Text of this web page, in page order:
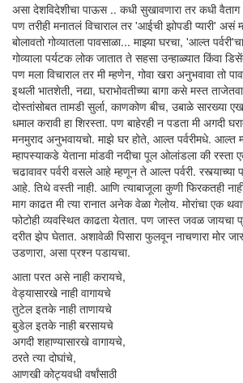
असा देशविदेशीचा पाऊस .. कधी सुखावणारा तर कधी वैताग
पण तरीही मनातलं विचाराल तर 'आईची झोपडी प्यारी'
बोलावतो गोव्यातला पावसाळा... माझ्या घरचा, 'आल्त
गोव्याला पर्यटक लोक जातात ते सहसा उन्हाळ्यात किंवा
पण मला विचाराल तर मी म्हणेन, गोवा खरा अनुभवावा तो
इथली भातशेती, नद्या, घराभोवतीच्या बागा कसे मस्त
दोस्तांसोबत तामडी सुर्ला, काणकोण बीच, उबाळे सारख्या
धमाल करावी हा शिरस्ता. पण बाहेरही न पडता मी अगदी
मनमुराद अनुभवायचो. माझे घर होते, आल्त पर्वरीमधे.
म्हापस्याकडे येताना मांडवी नदीचा पूल ओलांडला की रस्ता
चढावावर पर्वरी वसले आहे म्हणून ते आल्त पर्वरी. रस्त्याच्या
आहे. तिथे वस्ती नाही. आणि त्याबाजूला कुणी फिरकतही
माग काढत मी त्या रानात अनेक वेळा गेलोय. मोरांचा एक
फोटोही व्यवस्थित काढता येतात. पण जास्त जवळ
दरीत झेप घेतात. अशावेळी पिसारा फुलवून नाचणारा मोर
उडणारा, असा प्रश्न पडायचा.
आता परत असे नाही करायचे,
वेड्यासारखे नाही वागायचे
तुटेल इतके नाही ताणायचे
बुडेल इतके नाही बरसायचे
अगदी शहाण्यासारखे वागायचे,
ठरते त्या दोघांचे,
आणखी कोट्यवधी वर्षांसाठी